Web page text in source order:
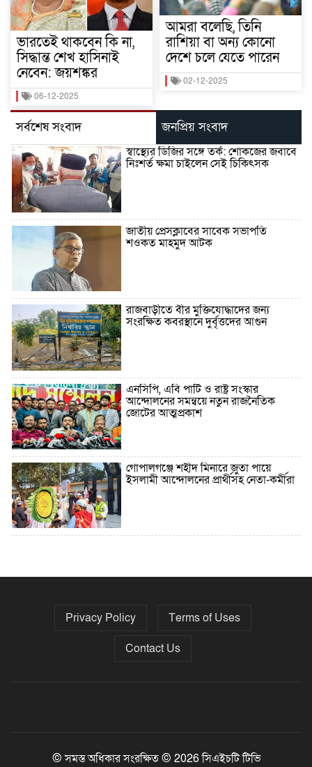
ভারতেই থাকবেন কি না,
সিদ্ধান্ত শেখ হাসিনাই
নেবেন: জয়শঙ্কর
06-12-2025
আমরা বলেছি, তিনি
রাশিয়া বা অন্য কোনো
দেশে চলে যেতে পারেন
02-12-2025
সর্বশেষ সংবাদ জনপ্রিয় সংবাদ
স্বাস্থ্যের ডিজির সঙ্গে তর্ক: শোকজের জবাবে
নিঃশর্ত ক্ষমা চাইলেন সেই চিকিৎসক
জাতীয় প্রেসক্লাবের সাবেক সভাপতি
শওকত মাহমুদ আটক
রাজবাড়ীতে বীর মুক্তিযোদ্ধাদের জন্য
সংরক্ষিত কবরস্থানে দুর্বৃত্তদের আগুন
এনসিপি, এবি পার্টি ও রাষ্ট্র সংস্কার
আন্দোলনের সমন্বয়ে নতুন রাজনৈতিক
জোটের আত্মপ্রকাশ
গোপালগঞ্জে শহীদ মিনারে জুতা পায়ে
ইসলামী আন্দোলনের প্রার্থীসহ নেতা-কর্মীরা
নির্বাচনের তফসিল ৮-১৫ ডিসেম্বরের মধ্যে
Privacy Policy
Terms of Uses
Contact Us
© সমস্ত অধিকার সংরক্ষিত © 2026 সিএইচটি টিভি